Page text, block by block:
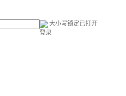
大小写锁定已打开
登录